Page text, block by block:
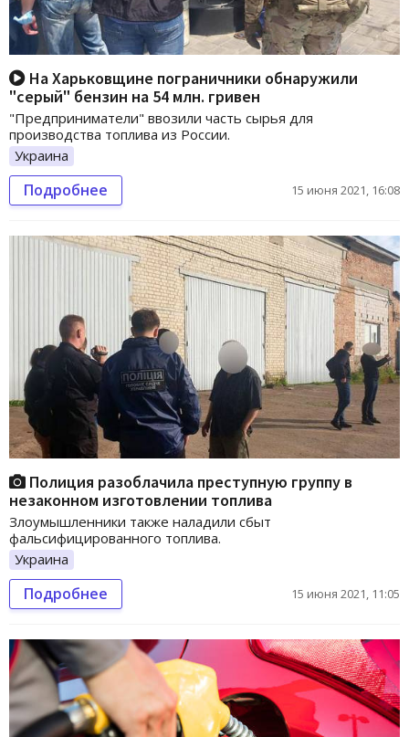
На Харьковщине пограничники обнаружили
"серый" бензин на 54 млн. гривен
"Предприниматели" ввозили часть сырья для
производства топлива из России.
Украина
Подробнее 15 июня 2021, 16:08
Полиция разоблачила преступную группу в
незаконном изготовлении топлива
Злоумышленники также наладили сбыт
фальсифицированного топлива.
Украина
Подробнее 15 июня 2021, 11:05